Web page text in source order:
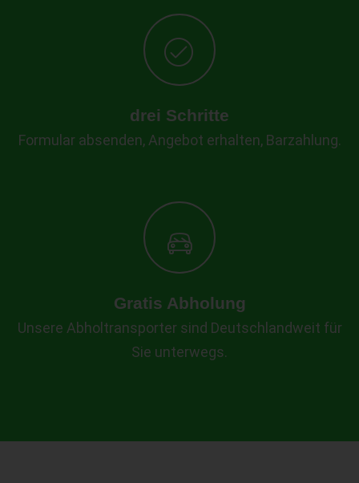
drei Schritte
Formular absenden, Angebot erhalten, Barzahlung.
Gratis Abholung
Unsere Abholtransporter sind Deutschlandweit für
Sie unterwegs.